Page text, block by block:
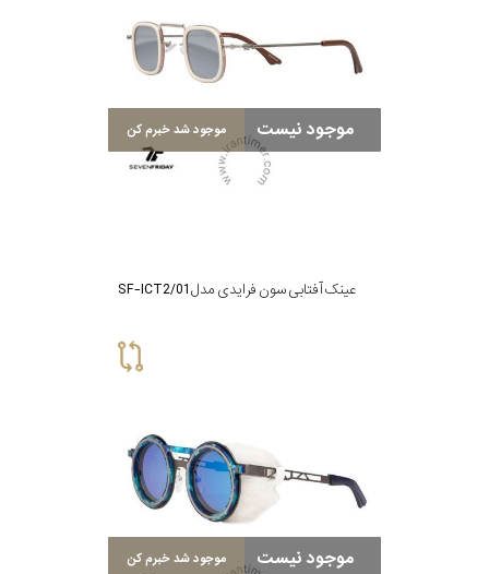
موجود نیست موجود شد خبرم کن
عینک آفتابی سون فرایدی مدل SF-ICT2/01
موجود نیست موجود شد خبرم کن